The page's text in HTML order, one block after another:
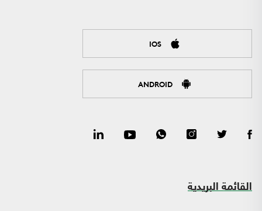
IOS
ANDROID
القائمة البريدية